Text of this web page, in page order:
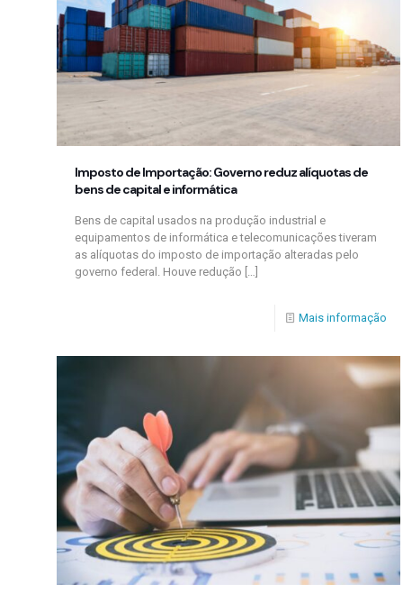
Imposto de Importação: Governo reduz alíquotas de
bens de capital e informática
Bens de capital usados na produção industrial e
equipamentos de informática e telecomunicações tiveram
as alíquotas do imposto de importação alteradas pelo
governo federal. Houve redução
Mais informação